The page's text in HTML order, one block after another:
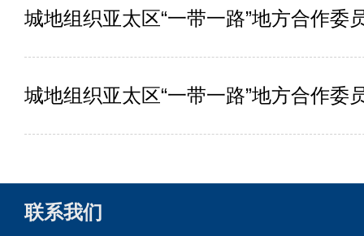
城地组织亚太区“一带一路”地方合作委
城地组织亚太区“一带一路”地方合作委
联系我们